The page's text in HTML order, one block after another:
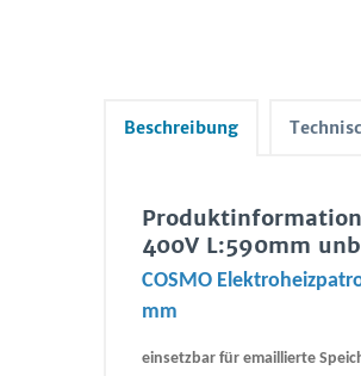
Beschreibung
400V L:590mm
COSMO
mm
einsetzbar für emaillierte